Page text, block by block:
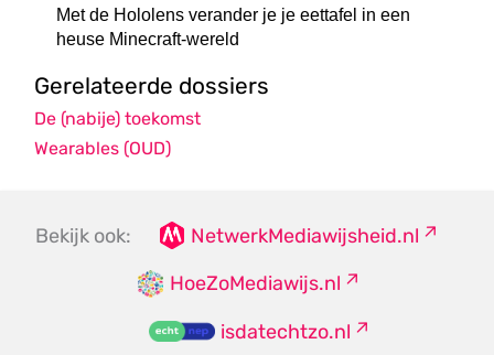
Met de Hololens verander je je eettafel in een
heuse Minecraft-wereld
Gerelateerde dossiers
De (nabije) toekomst
Wearables (OUD)
Bekijk ook:
NetwerkMediawijsheid.nl
HoeZoMediawijs.nl
isdatechtzo.nl